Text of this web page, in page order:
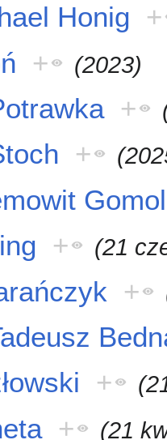
Honig +
+ (2023)
+
+
+ (21
+
+
+ (21